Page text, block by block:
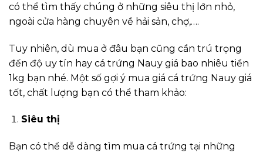
có thể tìm thấy chúng ở những siêu thị lớn nhỏ,
ngoài cửa hàng chuyên về hải sản, chợ,….
Tuy nhiên, dù mua ở đâu bạn cũng cần trú trọng
đến độ uy tín hay cá trứng Nauy giá bao nhiêu tiền
1kg bạn nhé. Một số gợi ý mua giá cá trứng Nauy giá
tốt, chất lượng bạn có thể tham khảo:
Siêu thị
Bạn có thể dễ dàng tìm mua cá trứng tại những